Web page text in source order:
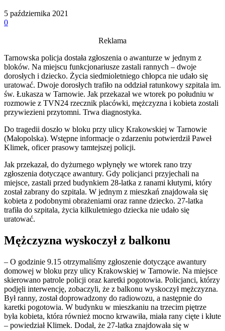
5 października 2021
0
Reklama
Tarnowska policja dostała zgłoszenia o awanturze w jednym z
bloków. Na miejscu funkcjonariusze zastali rannych – dwoje
dorosłych i dziecko. Życia siedmioletniego chłopca nie udało się
uratować. Dwoje dorosłych trafiło na oddział ratunkowy szpitala im.
św. Łukasza w Tarnowie. Jak przekazał we wtorek po południu w
rozmowie z TVN24 rzecznik placówki, mężczyzna i kobieta zostali
przywiezieni przytomni. Trwa diagnostyka.
Do tragedii doszło w bloku przy ulicy Krakowskiej w Tarnowie
(Małopolska). Wstępne informacje o zdarzeniu potwierdził Paweł
Klimek, oficer prasowy tamtejszej policji.
Jak przekazał, do dyżurnego wpłynęły we wtorek rano trzy
zgłoszenia dotyczące awantury. Gdy policjanci przyjechali na
miejsce, zastali przed budynkiem 28-latka z ranami kłutymi, który
został zabrany do szpitala. W jednym z mieszkań znajdowała się
kobieta z podobnymi obrażeniami oraz ranne dziecko. 27-latka
trafiła do szpitala, życia kilkuletniego dziecka nie udało się
uratować.
Mężczyzna wyskoczył z balkonu
– O godzinie 9.15 otrzymaliśmy zgłoszenie dotyczące awantury
domowej w bloku przy ulicy Krakowskiej w Tarnowie. Na miejsce
skierowano patrole policji oraz karetki pogotowia. Policjanci, którzy
podjęli interwencję, zobaczyli, że z balkonu wyskoczył mężczyzna.
Był ranny, został doprowadzony do radiowozu, a następnie do
karetki pogotowia. W budynku w mieszkaniu na trzecim piętrze
była kobieta, która również mocno krwawiła, miała rany cięte i kłute
– powiedział Klimek. Dodał, że 27-latka znajdowała się w